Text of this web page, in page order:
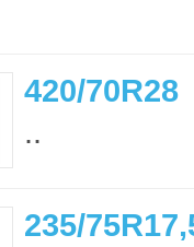
420/70R28
..
235/